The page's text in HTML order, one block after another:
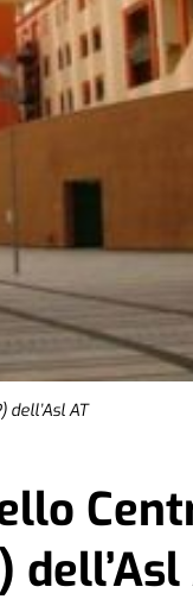
AT
dell’Asl